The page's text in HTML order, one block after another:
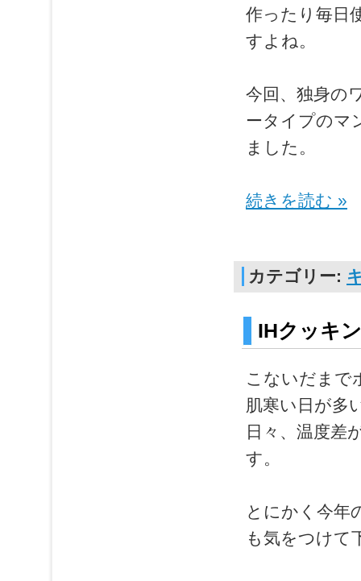
作ったり毎日
すよね。
今回、独身の
ータイプのマ
ました。
続きを読む »
カテゴリー:
IHクッキ
こないだまで
肌寒い日が多
日々、温度差
す。
とにかく今年
も気をつけて